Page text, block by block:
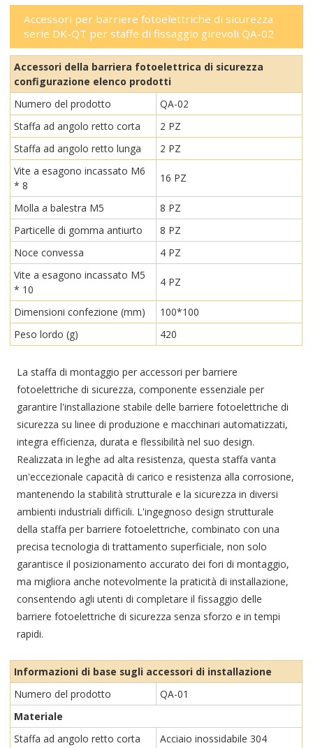
Accessori per barriere fotoelettriche di sicurezza
serie DK-QT per staffe di fissaggio girevoli QA-02
Accessori della barriera fotoelettrica di sicurezza
configurazione elenco prodotti
Numero del prodotto
QA-02
Staffa ad angolo retto corta
2 PZ
Staffa ad angolo retto lunga
2 PZ
Vite a esagono incassato M6
* 8
16 PZ
Molla a balestra M5
8 PZ
Particelle di gomma antiurto
8 PZ
Noce convessa
4 PZ
Vite a esagono incassato M5
* 10
4 PZ
Dimensioni confezione (mm)
100*100
Peso lordo (g)
420
La staffa di montaggio per accessori per barriere
fotoelettriche di sicurezza, componente essenziale per
garantire l'installazione stabile delle barriere fotoelettriche di
sicurezza su linee di produzione e macchinari automatizzati,
integra efficienza, durata e flessibilità nel suo design.
Realizzata in leghe ad alta resistenza, questa staffa vanta
un'eccezionale capacità di carico e resistenza alla corrosione,
mantenendo la stabilità strutturale e la sicurezza in diversi
ambienti industriali difficili. L'ingegnoso design strutturale
della staffa per barriere fotoelettriche, combinato con una
precisa tecnologia di trattamento superficiale, non solo
garantisce il posizionamento accurato dei fori di montaggio,
ma migliora anche notevolmente la praticità di installazione,
consentendo agli utenti di completare il fissaggio delle
barriere fotoelettriche di sicurezza senza sforzo e in tempi
rapidi.
Informazioni di base sugli accessori di installazione
Numero del prodotto
QA-01
Materiale
Staffa ad angolo retto corta
Acciaio inossidabile 304